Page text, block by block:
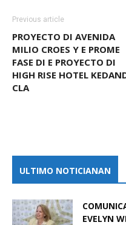
Previous article
PROYECTO DI AVENIDA
MILIO CROES Y E PROME
FASE DI E PROYECTO DI
HIGH RISE HOTEL
CLA
ULTIMO NOTICIANAN
EVELYN